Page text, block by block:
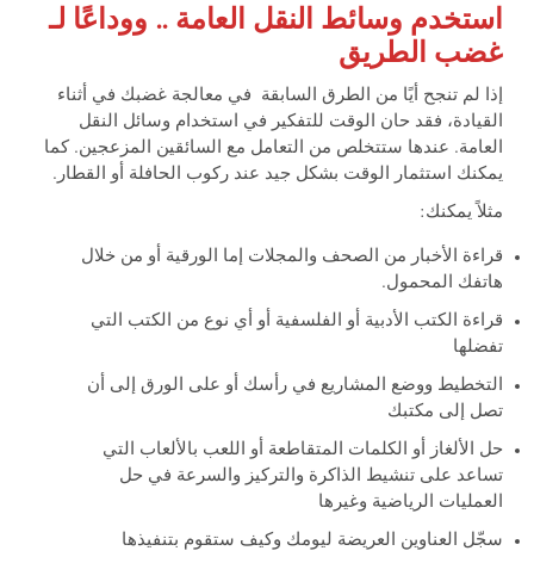
استخدم وسائط النقل العامة .. ووداعًا لـ
غضب الطريق
إذا لم تنجح أيًا من الطرق السابقة في معالجة غضبك في أثناء
القيادة، فقد حان الوقت للتفكير في استخدام وسائل النقل
العامة. عندها ستتخلص من التعامل مع السائقين المزعجين. كما
يمكنك استثمار الوقت بشكل جيد عند ركوب الحافلة أو القطار.
مثلاً يمكنك:
قراءة الأخبار من الصحف والمجلات إما الورقية أو من خلال
هاتفك المحمول.
قراءة الكتب الأدبية أو الفلسفية أو أي نوع من الكتب التي
تفضلها
التخطيط ووضع المشاريع في رأسك أو على الورق إلى أن
تصل إلى مكتبك
حل الألغاز أو الكلمات المتقاطعة أو اللعب بالألعاب التي
تساعد على تنشيط الذاكرة والتركيز والسرعة في حل
العمليات الرياضية وغيرها
سجّل العناوين العريضة ليومك وكيف ستقوم بتنفيذها